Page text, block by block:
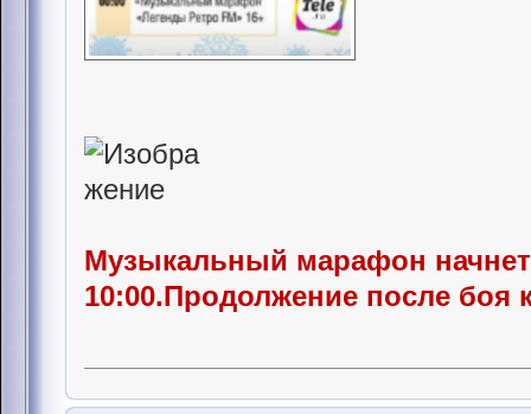
Музыкальный марафон
10:00.Продолжение после боя